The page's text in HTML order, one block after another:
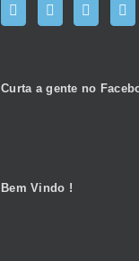
Curta a gente no
Bem Vindo !